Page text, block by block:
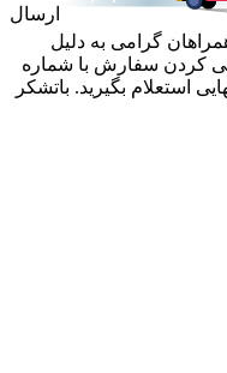
ارسال
گرامی به دلیل
کردن سفارش با شماره
استعلام بگیرید. باتشکر